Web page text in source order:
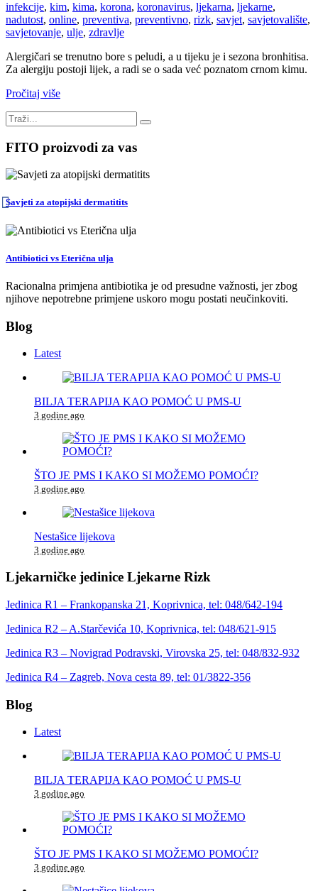
infekcije, kim, kima, korona, koronavirus, ljekarna, ljekarne,
nadutost, online, preventiva, preventivno, rizk, savjet, savjetovalište,
savjetovanje, ulje, zdravlje
Alergičari se trenutno bore s peludi, a u tijeku je i sezona bronhitisa.
Za alergiju postoji lijek, a radi se o sada već poznatom crnom kimu.
Pročitaj više
FITO proizvodi za vas
Savjeti za atopijski dermatitits
Antibiotici vs Eterična ulja
Racionalna primjena antibiotika je od presudne važnosti, jer zbog
njihove nepotrebne primjene uskoro mogu postati neučinkoviti.
Blog
Latest
BILJA TERAPIJA KAO POMOĆ U PMS-U
3 godine ago
ŠTO JE PMS I KAKO SI MOŽEMO POMOĆI?
3 godine ago
Nestašice lijekova
3 godine ago
Ljekarničke jedinice Ljekarne Rizk
Jedinica R1 – Frankopanska 21, Koprivnica, tel: 048/642-194
Jedinica R2 – A.Starčevića 10, Koprivnica, tel: 048/621-915
Jedinica R3 – Novigrad Podravski, Virovska 25, tel: 048/832-932
Jedinica R4 – Zagreb, Nova cesta 89, tel: 01/3822-356
Blog
Latest
BILJA TERAPIJA KAO POMOĆ U PMS-U
3 godine ago
ŠTO JE PMS I KAKO SI MOŽEMO POMOĆI?
3 godine ago